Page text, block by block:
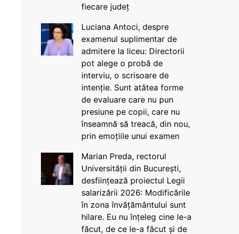
fiecare județ
Luciana Antoci, despre
examenul suplimentar de
admitere la liceu: Directorii
pot alege o probă de
interviu, o scrisoare de
intenție. Sunt atâtea forme
de evaluare care nu pun
presiune pe copii, care nu
înseamnă să treacă, din nou,
prin emoțiile unui examen
Marian Preda, rectorul
Universității din București,
desființează proiectul Legii
salarizării 2026: Modificările
în zona învățământului sunt
hilare. Eu nu înțeleg cine le-a
făcut, de ce le-a făcut și de